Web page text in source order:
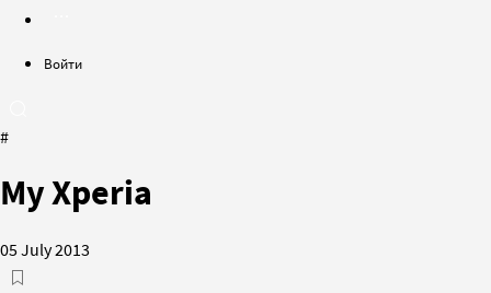
Войти
#
My Xperia
05 July 2013